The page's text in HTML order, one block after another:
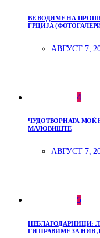
ВЕ ВОДИМЕ НА
ГРЦИЈА
АВГУСТ 7,
4
ЧУДОТВОРНАТА МОЌ
МАЛОВИШТЕ
АВГУСТ 7,
5
НЕБЛАГОДАРНИЦИ:
ГИ ПРАВИМЕ ЗА НИВ